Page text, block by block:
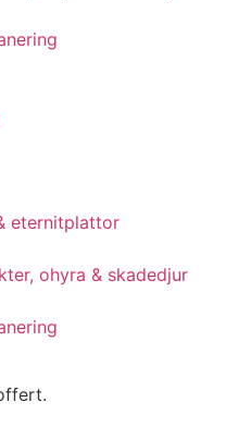
eternitplattor
ohyra & skadedjur